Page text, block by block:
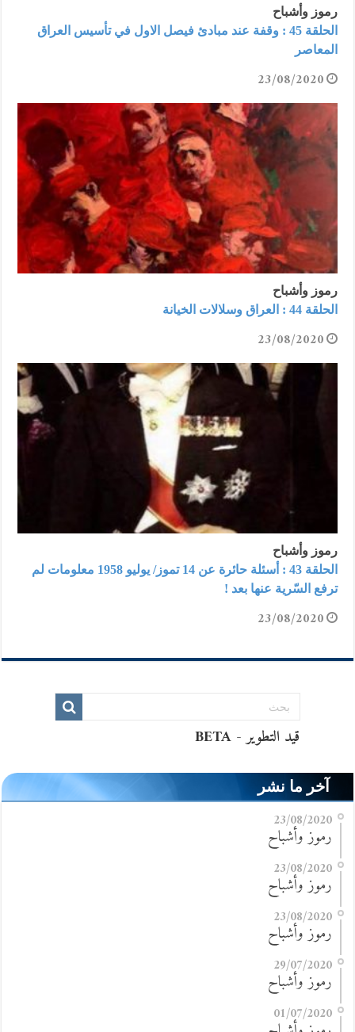
رموز وأشباح
الحلقة 45 : وقفة عند مبادئ فيصل الاول في تأسيس العراق
المعاصر
23/08/2020
رموز وأشباح
الحلقة 44 : العراق وسلالات الخيانة
23/08/2020
رموز وأشباح
الحلقة 43 : أسئلة حائرة عن 14 تموز/ يوليو 1958 معلومات لم
ترفع السّرية عنها بعد !
23/08/2020
آخر ما نشر
23/08/2020
رموز وأشباح
23/08/2020
رموز وأشباح
23/08/2020
رموز وأشباح
29/07/2020
رموز وأشباح
01/07/2020